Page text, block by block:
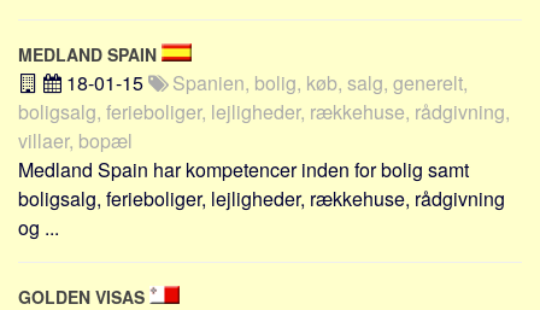
MEDLAND SPAIN
18-01-15
Spanien, bolig, køb, salg, generelt,
boligsalg, ferieboliger, lejligheder, rækkehuse, rådgivning,
villaer, bopæl
Medland Spain har kompetencer inden for bolig samt
boligsalg, ferieboliger, lejligheder, rækkehuse, rådgivning
og ...
GOLDEN VISAS